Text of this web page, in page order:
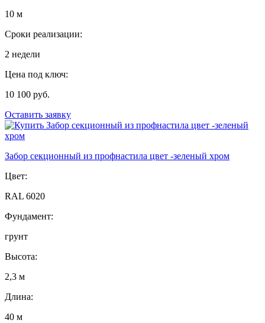
10 м
Сроки реализации:
2 недели
Цена под ключ:
10 100 руб.
Оставить заявку
Забор секционный из профнастила цвет -зеленый хром
Цвет:
RAL 6020
Фундамент:
грунт
Высота:
2,3 м
Длина:
40 м